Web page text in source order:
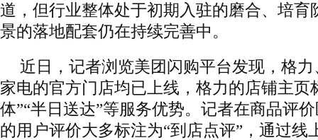
道，但行业整体处于初期入驻的磨合、培育
景的落地配套仍在持续完善中。
近日，记者浏览美团闪购平台发现，格
家电的官方门店均已上线，格力的店铺主页
体”“半日送达”等服务优势。记者在商品评
的用户评价大多标注为“到店点评”，通过线